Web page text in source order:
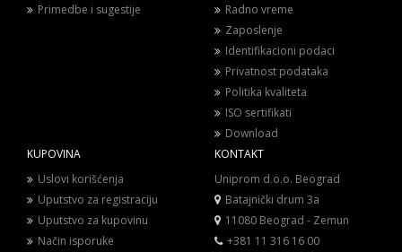
Primedbe i sugestije
Radno vreme
Zaposlenje
Identifikacioni podaci
Privatnost podataka
Politika kvaliteta
ISO sertifikati
Download
KUPOVINA
Uslovi korišćenja
Uputstvo za registraciju
Uputstvo za kupovinu
Način isporuke
KONTAKT
Uniprom d.o.o. Beograd
Batajnički drum 3a
11080 Beograd - Zemun
+381 11 316 16 00